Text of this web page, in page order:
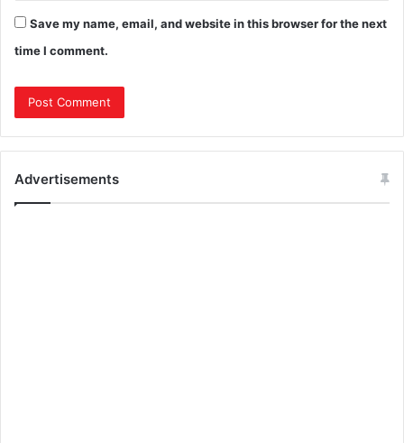
Save my name, email, and website in this browser for the next
time I comment.
Advertisements